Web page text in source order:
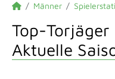
Männer
Top-Torjäger
Aktuelle